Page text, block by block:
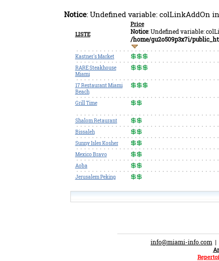
Notice: Undefined variable: colLinkAddOn
LISTE
Price
Notice: Undefined variable:
/home/gu2o509p3x7i/
Kastner's Market
RARE Steakhouse
Miami
17 Restaurant Miami
Beach
Grill Time
Shalom Retaurant
Bissaleh
Sunny Isles Kosher
Mexico Bravo
Aoba
Jerusalem Peking
info@miami-info.com |